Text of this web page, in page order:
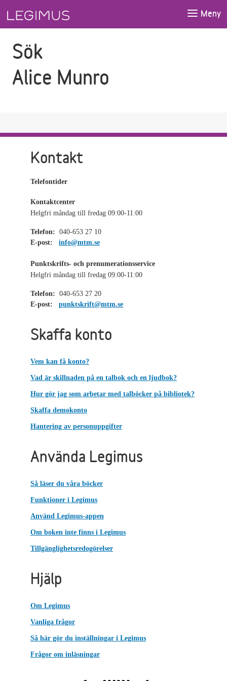
Meny
Sök
Alice Munro
Kontakt
Telefontider
Kontaktcenter
Helgfri måndag till fredag 09:00-11:00
Telefon: 040-653 27 10
E-post:
info@mtm.se
Punktskrifts- och prenumerationsservice
Helgfri måndag till fredag 09:00-11:00
Telefon: 040-653 27 20
E-post:
punktskrift@mtm.se
Skaffa konto
Vem kan få konto?
Vad är skillnaden på en talbok och en ljudbok?
Hur gör jag som arbetar med talböcker på bibliotek?
Skaffa demokonto
Hantering av personuppgifter
Använda Legimus
Så läser du våra böcker
Funktioner i Legimus
Använd Legimus-appen
Om boken inte finns i Legimus
Tillgänglighetsredogörelser
Hjälp
Om Legimus
Vanliga frågor
Så här gör du inställningar i Legimus
Frågor om inläsningar